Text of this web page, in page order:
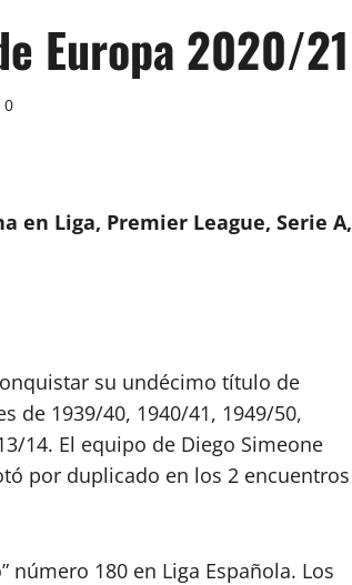
Europa 2020/21
0
en Liga, Premier League, Serie A,
su undécimo título de
de 1939/40, 1940/41, 1949/50,
14. El equipo de Diego Simeone
por duplicado en los 2 encuentros
número 180 en Liga Española. Los